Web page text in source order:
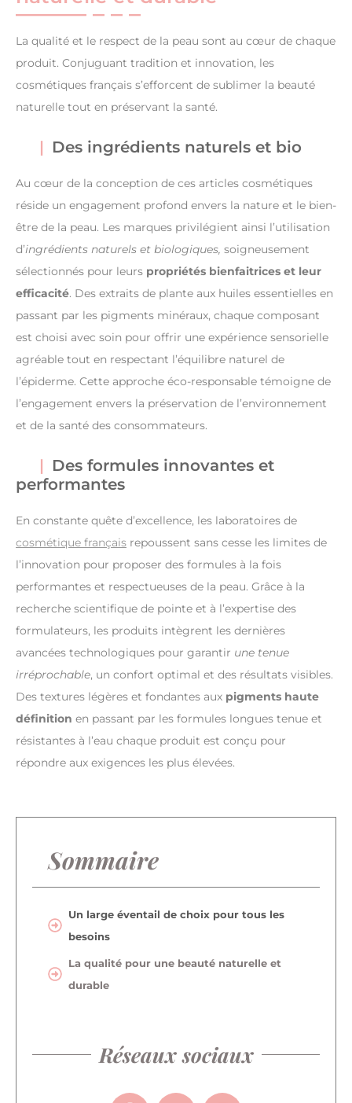
La qualité et le respect de la peau sont au cœur de chaque
produit. Conjuguant tradition et innovation, les
cosmétiques français s’efforcent de sublimer la beauté
naturelle tout en préservant la santé.
Des ingrédients naturels et bio
Au cœur de la conception de ces articles cosmétiques
réside un engagement profond envers la nature et le bien-
être de la peau. Les marques privilégient ainsi l’utilisation
d’ingrédients naturels et biologiques, soigneusement
sélectionnés pour leurs propriétés bienfaitrices et leur
efficacité. Des extraits de plante aux huiles essentielles en
passant par les pigments minéraux, chaque composant
est choisi avec soin pour offrir une expérience sensorielle
agréable tout en respectant l’équilibre naturel de
l’épiderme. Cette approche éco-responsable témoigne de
l’engagement envers la préservation de l’environnement
et de la santé des consommateurs.
Des formules innovantes et
performantes
En constante quête d’excellence, les laboratoires de
cosmétique français repoussent sans cesse les limites de
l’innovation pour proposer des formules à la fois
performantes et respectueuses de la peau. Grâce à la
recherche scientifique de pointe et à l’expertise des
formulateurs, les produits intègrent les dernières
avancées technologiques pour garantir une tenue
irréprochable, un confort optimal et des résultats visibles.
Des textures légères et fondantes aux pigments haute
définition en passant par les formules longues tenue et
résistantes à l’eau chaque produit est conçu pour
répondre aux exigences les plus élevées.
Sommaire
Un large éventail de choix pour tous les
besoins
La qualité pour une beauté naturelle et
durable
Réseaux sociaux